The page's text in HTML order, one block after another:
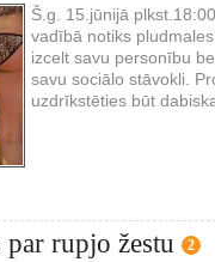
Š.g. 15.jūnijā
vadībā notiks
izcelt savu personību
savu sociālo stāvokli.
uzdrīkstēties būt
rupjo žestu 2